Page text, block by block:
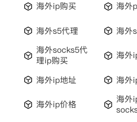
海外ip购买 海外
海外s5代理
海外
海外socks5代
理ip购买
海外
海外ip地址 海外
海外ip价格
海外